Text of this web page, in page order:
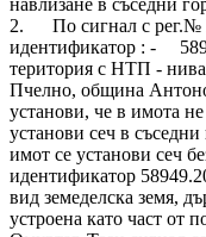
навлизане в съседни
2. По сигнал с рег.№
идентификатор : -
територия с НТП -
Пчелно, община
установи, че в имота
установи сеч в
имот се установи сеч
идентификатор
вид земеделска земя,
устроена като част